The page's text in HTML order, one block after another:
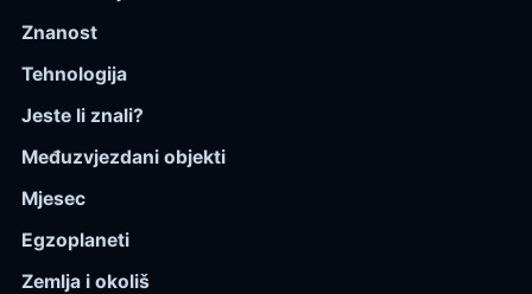
Znanost
Tehnologija
Jeste li znali?
Međuzvjezdani objekti
Mjesec
Egzoplaneti
Zemlja i okoliš